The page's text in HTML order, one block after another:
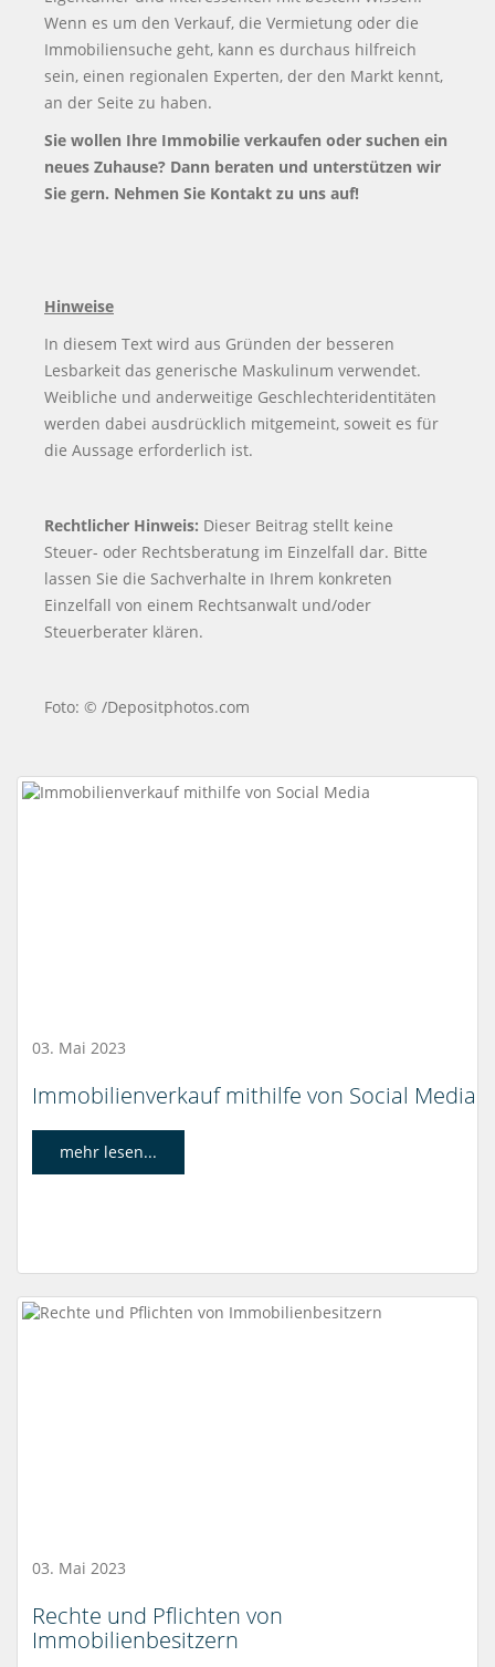
Wenn es um den Verkauf, die Vermietung oder die
Immobiliensuche geht, kann es durchaus hilfreich
sein, einen regionalen Experten, der den Markt kennt,
an der Seite zu haben.
Sie wollen Ihre Immobilie verkaufen oder suchen ein
neues Zuhause? Dann beraten und unterstützen wir
Sie gern. Nehmen Sie Kontakt zu uns auf!
Hinweise
In diesem Text wird aus Gründen der besseren
Lesbarkeit das generische Maskulinum verwendet.
Weibliche und anderweitige Geschlechteridentitäten
werden dabei ausdrücklich mitgemeint, soweit es für
die Aussage erforderlich ist.
Rechtlicher Hinweis: Dieser Beitrag stellt keine
Steuer- oder Rechtsberatung im Einzelfall dar. Bitte
lassen Sie die Sachverhalte in Ihrem konkreten
Einzelfall von einem Rechtsanwalt und/oder
Steuerberater klären.
Foto: © /Depositphotos.com
03. Mai 2023
Immobilienverkauf mithilfe von Social Media
mehr lesen...
03. Mai 2023
Rechte und Pflichten von
Immobilienbesitzern